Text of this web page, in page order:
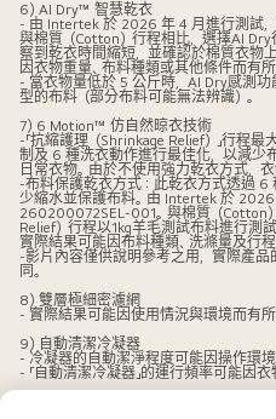
6) AI Dry™ 智慧乾衣
- 由 Intertek 於 2026 年 4 月進行測試
與棉質（Cotton）行程相比，選擇AI
察到乾衣時間縮短，並確認於棉質衣物
因衣物重量、布料種類或其他條件而有所
- 當衣物量低於 5 公斤時，AI Dry感測
型的布料（部分布料可能無法辨識）。
7) 6 Motion™ 仿自然晾衣技術
-「抗縮護理（Shrinkage Relief）」行程
制及 6 種洗衣動作進行最佳化，以減少
日常衣物。由於不使用強力乾衣方式，
-布料保護乾衣方式：此乾衣方式透過 6
少縮水並保護布料。由 Intertek 於
260200072SEL-001。與棉質（Cotton
Relief）行程以1kg羊毛測試布料進行測
實際結果可能因布料種類、洗滌量及行
-影片內容僅供說明參考之用，實際產
同。
8) 雙層極細密濾網
- 實際結果可能因使用情況與環境而有所
9) 自動清潔冷凝器
- 冷凝器的自動潔淨程度可能因操作環境
- 「自動清潔冷凝器」的運行頻率可能因